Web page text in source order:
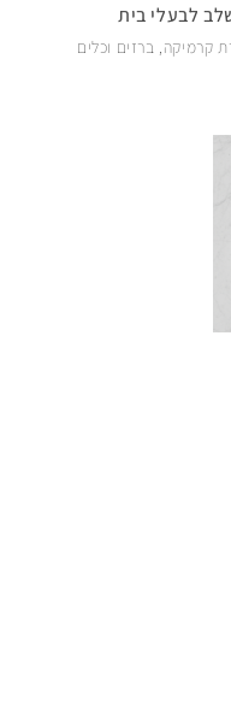
לבעלי בית
קרמיקה, ברזים וכלים